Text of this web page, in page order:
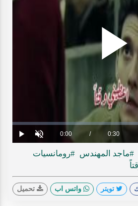
Play
Play Unmute Current
Time
0:00 / Duration
0:30
Loaded:
0%
Progress:
0%
#ماجد المهندس #رومانسيات
تويتر واتس اب تحميل